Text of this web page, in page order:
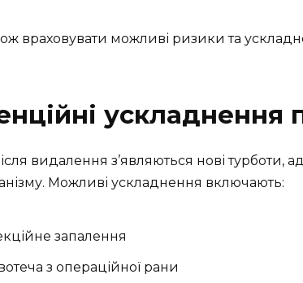
враховувати можливі ризики та
ускладнення
видалення з’являються нові
Можливі ускладнення включають:
запалення
з операційної рани